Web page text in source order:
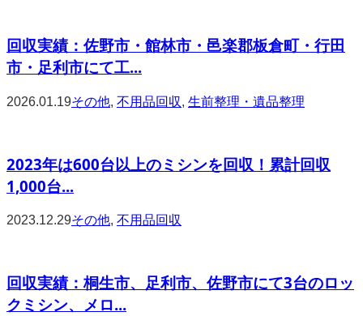
回収実績：佐野市・館林市・邑楽郡板倉町・行田
市・足利市にて工...
2026.01.19その他, 不用品回収, 生前整理・遺品整理
2023年は600台以上のミシンを回収！累計回収
1,000台...
2023.12.29その他, 不用品回収
回収実績：桐生市、足利市、佐野市にて3台のロッ
クミシン、メロ...